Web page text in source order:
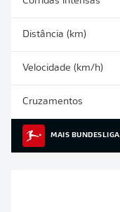
Distância (km)
Velocidade (km/h)
Cruzamentos
MAIS